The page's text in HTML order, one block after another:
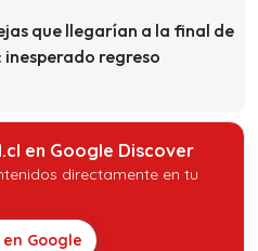
que llegarían a la final de
inesperado regreso
en Google Discover
directamente en tu
Google